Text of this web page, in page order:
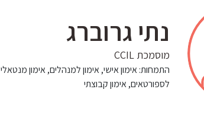
נתי גרוברג
מוסמכת CCIL
התמחות:אימון אישי, אימון למנהלים, אימון מנטאלי
לספורטאים, אימון קבוצתי